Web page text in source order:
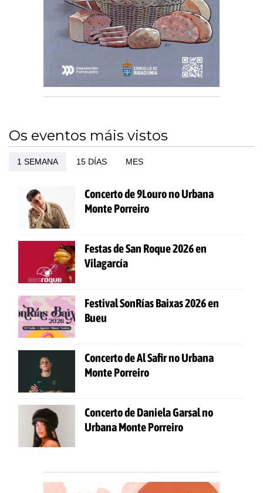
Os eventos máis vistos
1 SEMANA 15 DÍAS MES
Concerto de 9Louro no Urbana
Monte Porreiro
Festas de San Roque 2026 en
Vilagarcía
Festival SonRías Baixas 2026 en
Bueu
Concerto de Al Safir no Urbana
Monte Porreiro
Concerto de Daniela Garsal no
Urbana Monte Porreiro